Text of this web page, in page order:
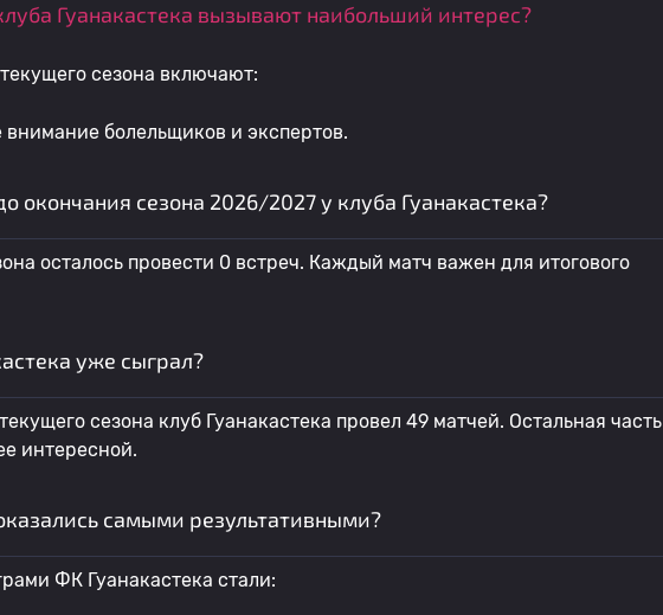
Гуанакастека вызывают наибольший интерес?
сезона включают:
болельщиков и экспертов.
окончания сезона 2026/2027 у клуба Гуанакастека?
осталось провести 0 встреч. Каждый матч важен для итогового
уже сыграл?
сезона клуб Гуанакастека провел 49 матчей. Остальная часть
интересной.
самыми результативными?
ФК Гуанакастека стали: